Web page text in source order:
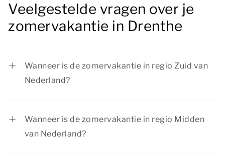
Veelgestelde vragen over je
zomervakantie in Drenthe
Wanneer is de zomervakantie in regio Zuid van
Nederland?
Wanneer is de zomervakantie in regio Midden
van Nederland?